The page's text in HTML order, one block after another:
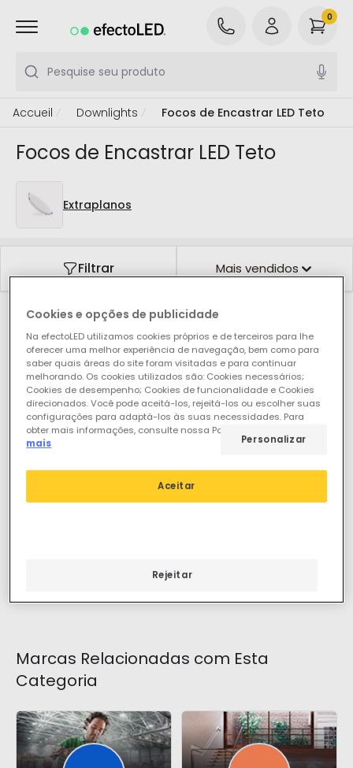
Pesquise seu produto
0
Accueil Downlights Focos de Encastrar LED Teto
Focos de Encastrar LED Teto
Extraplanos
Filtrar Mais vendidos
Nossos produtos em destaque de
Encastrar LED Teto
Carregar menos
0 resultados para a sua pesquisa
Utilize outras palavras semelhantes ou mais gerais.
Se precisar de ajuda, pode visitar a nossa secção de
Marcas Relacionadas com Esta
Categoria
Cookies e opções de publicidade
Na efectoLED utilizamos cookies próprios e de terceiros para lhe
oferecer uma melhor experiência de navegação, bem como para
saber quais áreas do site foram visitadas e para continuar
melhorando. Os cookies utilizados são: Cookies necessários;
Cookies de desempenho; Cookies de funcionalidade e Cookies
direcionados. Você pode aceitá-los, rejeitá-los ou escolher suas
configurações para adaptá-los às suas necessidades. Para
obter mais informações, consulte nossa Política de Cookies.
mais
Rejeitar
Aceitar
Personalizar